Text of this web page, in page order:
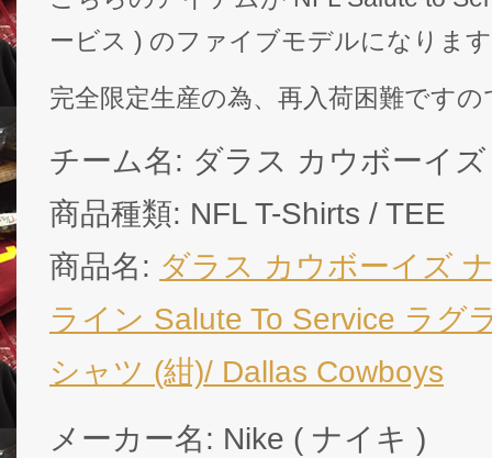
ービス ) のファイブモデルになりま
完全限定生産の為、再入荷困難です
チーム名: ダラス カウボーイ
商品種類: NFL T-Shirts / TEE
商品名: ダラス カウボーイズ
ライン Salute To Service ラグ
シャツ (紺)/ Dallas Cowboys
メーカー名: Nike ( ナイキ )